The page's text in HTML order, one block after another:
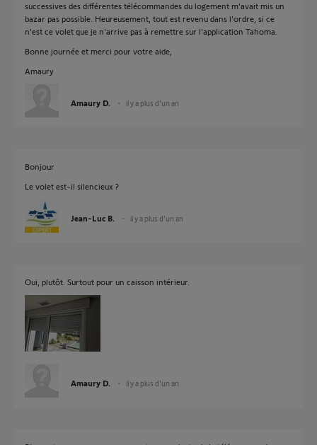
successives des différentes télécommandes du logement m'avait mis un
bazar pas possible. Heureusement, tout est revenu dans l'ordre, si ce
n'est ce volet que je n'arrive pas à remettre sur l'application Tahoma.
Bonne journée et merci pour votre aide,
Amaury
Amaury D. il y a plus d'un an
Bonjour
Le volet est-il silencieux ?
Jean-Luc B. il y a plus d'un an
Oui, plutôt. Surtout pour un caisson intérieur.
Amaury D. il y a plus d'un an